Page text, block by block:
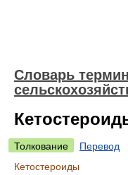
Словарь
Толкование
Перевод
Кетостероиды